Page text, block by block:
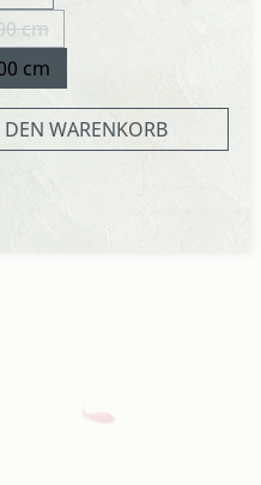
cm
ist zurzeit nicht verfügbar.)
cm
den
WARENKORB